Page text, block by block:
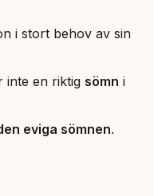
i stort behov av sin
inte en riktig sömn i
eviga sömnen.